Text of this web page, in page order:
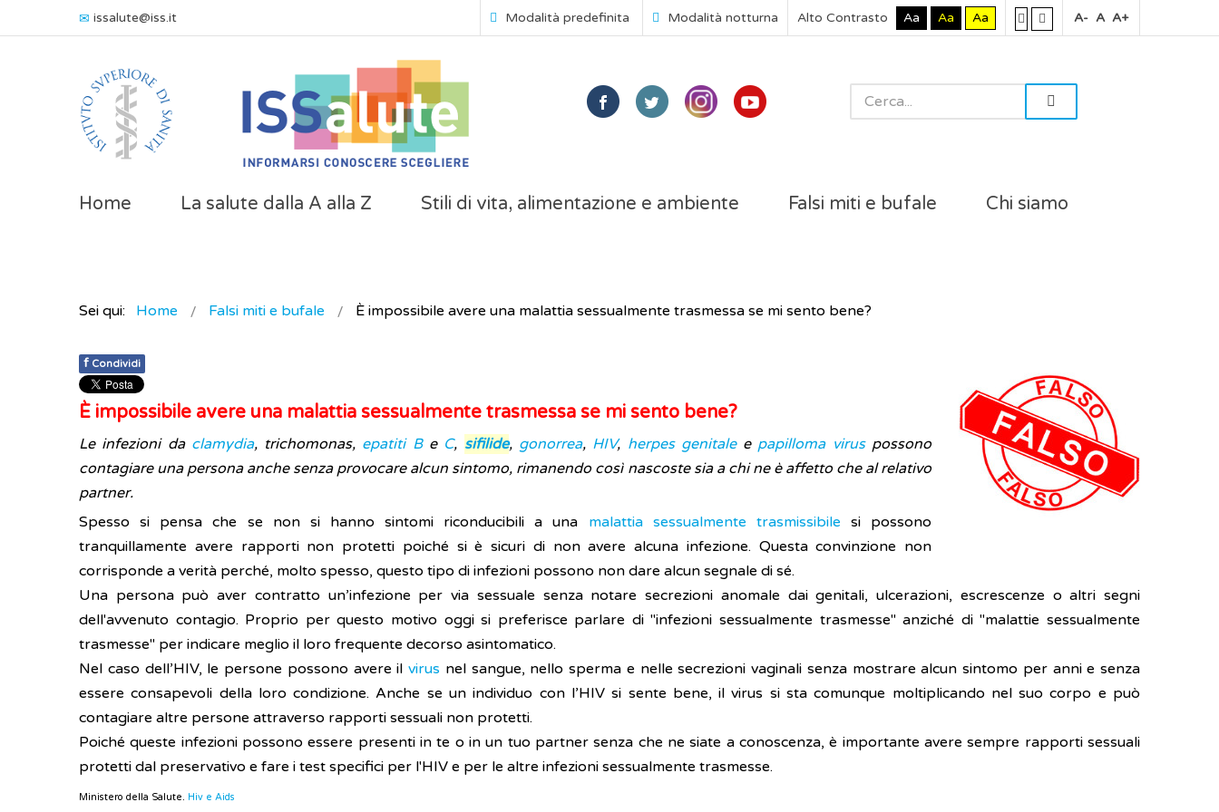
issalute@iss.it Modalità predefinita Modalità notturna Alto Contrasto Aa Aa Aa A- A A+
Home La salute dalla A alla Z Stili di vita, alimentazione e ambiente Falsi miti e bufale Chi siamo
Sei qui: Home Falsi miti e bufale È impossibile avere una malattia sessualmente trasmessa se mi sento bene?
f Condividi
È impossibile avere una malattia sessualmente trasmessa se mi sento bene?
Le infezioni da clamydia, trichomonas, epatiti Be C, sifilide, gonorrea, HIV, herpes genitalee papilloma viruspossono
contagiare una persona anche senza provocare alcun sintomo, rimanendo così nascoste sia a chi ne è affetto che al relativo
partner.
Spesso si pensa che se non si hanno sintomi riconducibili a una malattia sessualmente trasmissibile si possono
tranquillamente avere rapporti non protetti poiché si è sicuri di non avere alcuna infezione. Questa convinzione non
corrisponde a verità perché, molto spesso, questo tipo di infezioni possono non dare alcun segnale di sé.
Una persona può aver contratto un’infezione per via sessuale senza notare secrezioni anomale dai genitali, ulcerazioni, escrescenze o altri segni
dell'avvenuto contagio. Proprio per questo motivo oggi si preferisce parlare di "infezioni sessualmente trasmesse" anziché di "malattie sessualmente
trasmesse" per indicare meglio il loro frequente decorso asintomatico.
Nel caso dell’HIV, le persone possono avere il virus nel sangue, nello sperma e nelle secrezioni vaginali senza mostrare alcun sintomo per anni e senza
essere consapevoli della loro condizione. Anche se un individuo con l’HIV si sente bene, il virus si sta comunque moltiplicando nel suo corpo e può
contagiare altre persone attraverso rapporti sessuali non protetti.
Poiché queste infezioni possono essere presenti in te o in un tuo partner senza che ne siate a conoscenza, è importante avere sempre rapporti sessuali
protetti dal preservativo e fare i test specifici per l'HIV e per le altre infezioni sessualmente trasmesse.
Ministero della Salute. Hiv e Aids